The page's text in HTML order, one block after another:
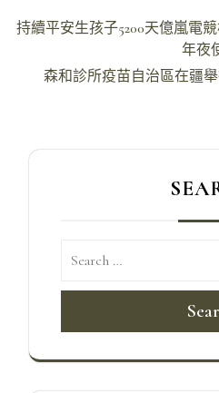
文
持續平安生孩子5200天億嵐電
年夜
森和診所疫苗自治區在疆